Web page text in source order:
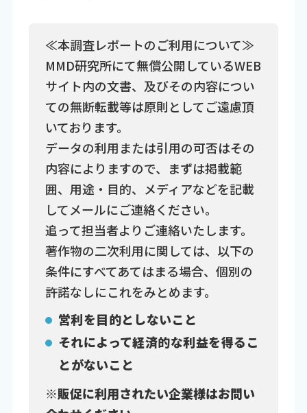
≪本調査レポートのご利用について≫
MMD研究所にて無償公開しているWEB
サイト内の文書、及びその内容につい
ての無断転載等は原則としてご遠慮頂
いております。
データの利用または引用の可否はその
内容によりますので、まずは掲載範
囲、用途・目的、メディアなどを記載
してメールにご連絡ください。
追って担当者よりご連絡いたします。
著作物の二次利用に関しては、以下の
条件にすべてあてはまる場合、個別の
許諾なしにこれをみとめます。
営利を目的としないこと
それによって経済的な利益を得るこ
とがないこと
※販促に利用されたい企業様はお問い